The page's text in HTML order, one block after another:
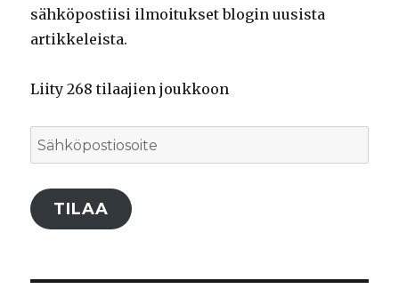
sähköpostiisi ilmoitukset blogin uusista
artikkeleista.
Liity 268 tilaajien joukkoon
Sähköpostiosoite
TILAA